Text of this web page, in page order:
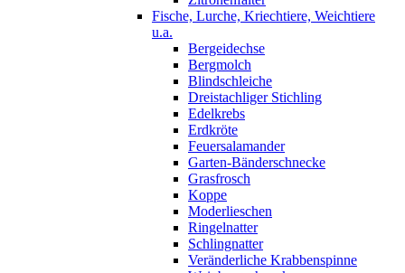
Fische, Lurche, Kriechtiere, Weichtiere
u.a.
Bergeidechse
Bergmolch
Blindschleiche
Dreistachliger Stichling
Edelkrebs
Erdkröte
Feuersalamander
Garten-Bänderschnecke
Grasfrosch
Koppe
Moderlieschen
Ringelnatter
Schlingnatter
Veränderliche Krabbenspinne